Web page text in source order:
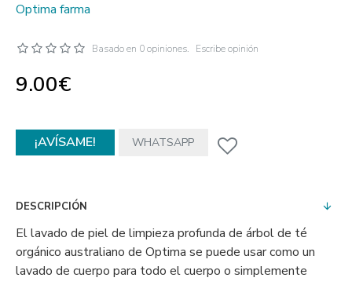
Optima farma
Basado en 0 opiniones. Escribe opinión
9.00€
¡AVÍSAME! WHATSAPP
DESCRIPCIÓN
El lavado de piel de limpieza profunda de árbol de té
orgánico australiano de Optima se puede usar como un
lavado de cuerpo para todo el cuerpo o simplemente